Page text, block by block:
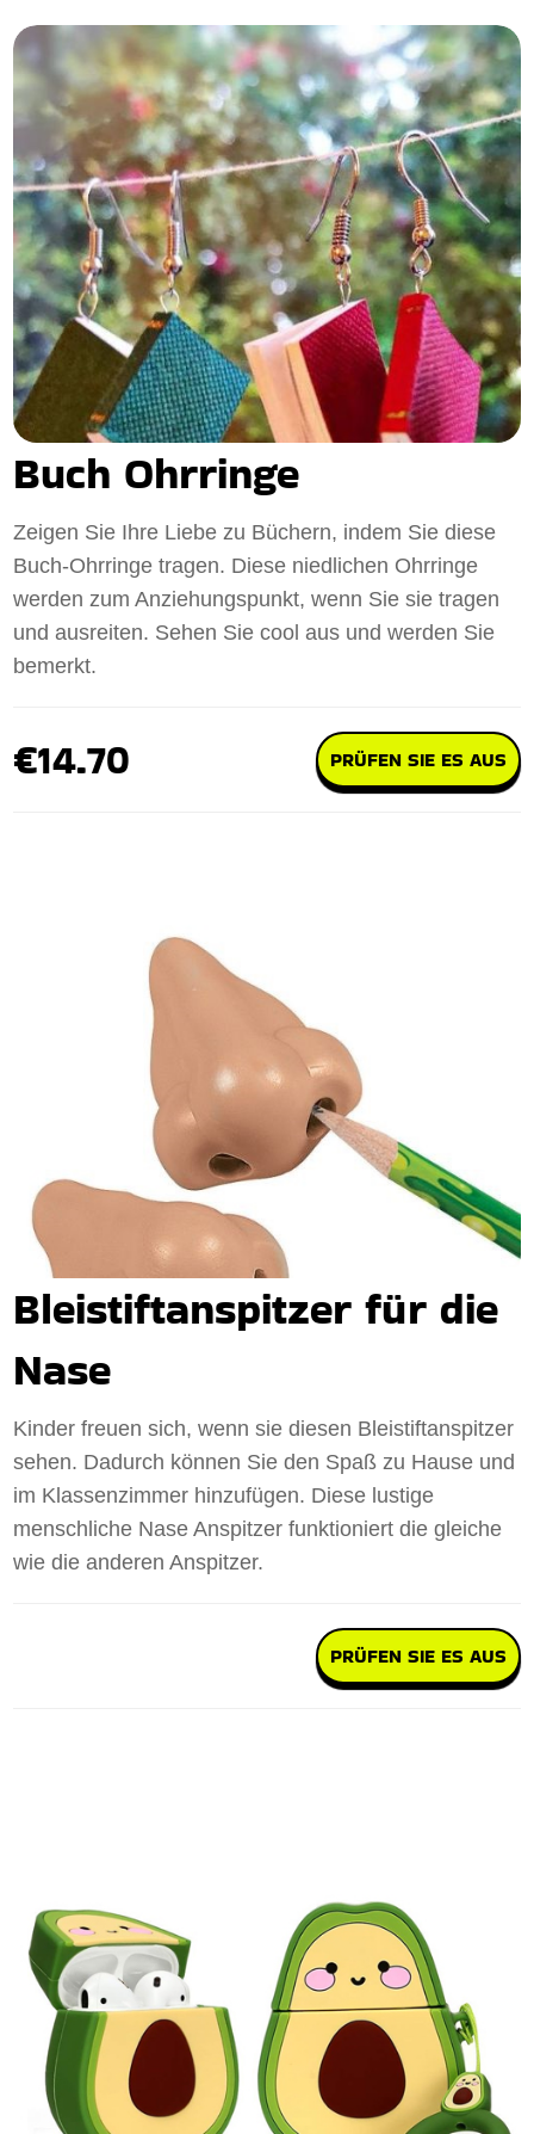
Buch Ohrringe
Zeigen Sie Ihre Liebe zu Büchern, indem Sie diese
Buch-Ohrringe tragen. Diese niedlichen Ohrringe
werden zum Anziehungspunkt, wenn Sie sie tragen
und ausreiten. Sehen Sie cool aus und werden Sie
bemerkt.
€14.70 PRÜFEN SIE ES AUS
Bleistiftanspitzer für die
Nase
Kinder freuen sich, wenn sie diesen Bleistiftanspitzer
sehen. Dadurch können Sie den Spaß zu Hause und
im Klassenzimmer hinzufügen. Diese lustige
menschliche Nase Anspitzer funktioniert die gleiche
wie die anderen Anspitzer.
PRÜFEN SIE ES AUS